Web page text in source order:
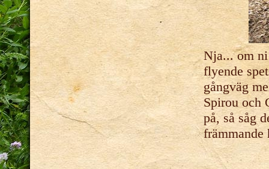
Nja... om
flyende
gångväg
Spirou och
på, så såg